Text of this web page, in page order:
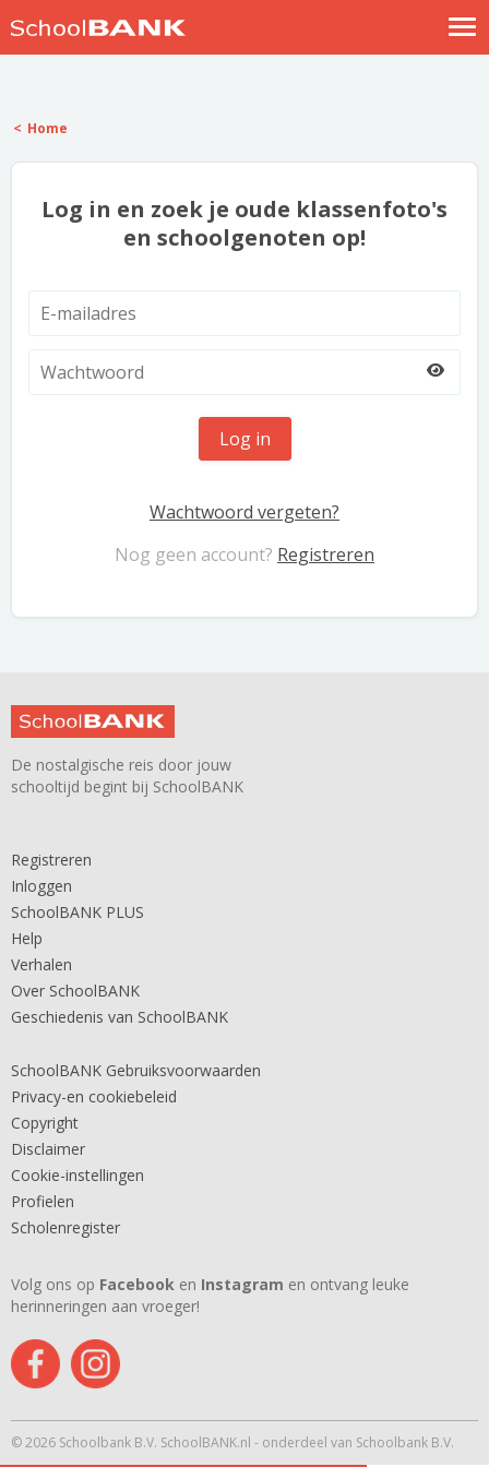
Help
Home
Log in en zoek je oude klassenfoto's
en schoolgenoten op!
Log in
Wachtwoord vergeten?
Nog geen account? Registreren
De nostalgische reis door jouw
schooltijd begint bij SchoolBANK
Registreren
Inloggen
SchoolBANK PLUS
Help
Verhalen
Over SchoolBANK
Geschiedenis van SchoolBANK
SchoolBANK Gebruiksvoorwaarden
Privacy-en cookiebeleid
Copyright
Disclaimer
Cookie-instellingen
Profielen
Scholenregister
Volg ons op Facebook en Instagram en ontvang leuke
herinneringen aan vroeger!
© 2026 Schoolbank B.V. SchoolBANK.nl - onderdeel van Schoolbank B.V.